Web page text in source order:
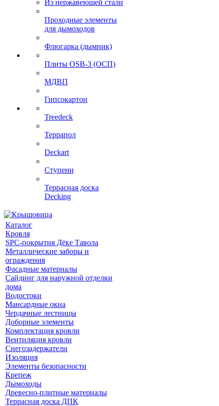
Из нержавеющей стали
Проходные элементы
для дымоходов
Флюгарка (дымник)
Плиты OSB-3 (ОСП)
МДВП
Гипсокартон
Treedeck
Террапол
Deckart
Ступени
Террасная доска
Decking
Каталог
Кровля
SPC-покрытия Дёке Тавола
Металлические заборы и
ограждения
Фасадные материалы
Сайдинг для наружной отделки
дома
Водостоки
Мансардные окна
Чердачные лестницы
Доборные элементы
Комплектация кровли
Вентиляция кровли
Снегозадержатели
Изоляция
Элементы безопасности
Крепеж
Дымоходы
Древесно-плитные материалы
Террасная доска ДПК